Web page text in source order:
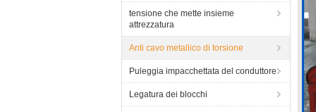
tensione che mette insieme
attrezzatura
Anti cavo metallico di torsione
Puleggia impacchettata del conduttore
Legatura dei blocchi